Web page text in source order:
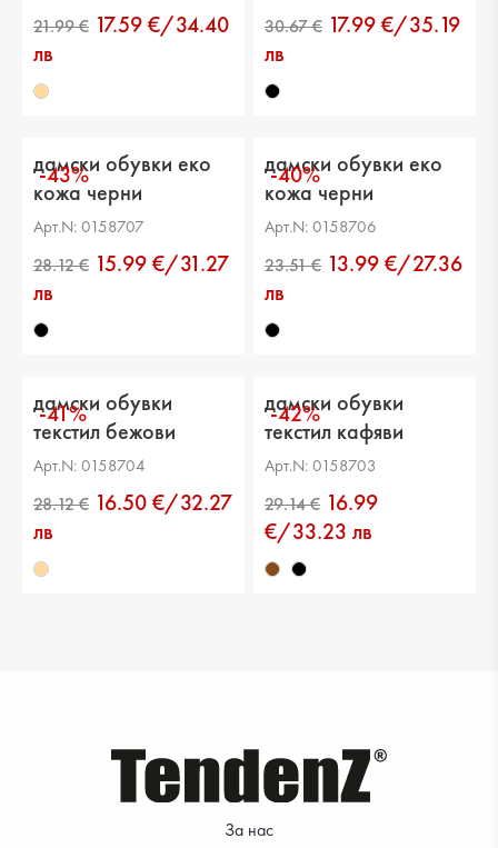
21.99 €
17.59 €/34.40
лв
30.67 €
17.99 €/35.19
лв
-43%
дамски обувки еко
кожа черни
Арт.N: 0158707
15.99 €/31.27
лв
-40%
дамски обувки еко
кожа черни
Арт.N: 0158706
13.99 €/27.36
лв
-41%
дамски обувки
текстил бежови
Арт.N: 0158704
16.50 €/32.27
лв
-42%
дамски обувки
текстил кафяви
Арт.N: 0158703
16.99
€/33.23 лв
За нас